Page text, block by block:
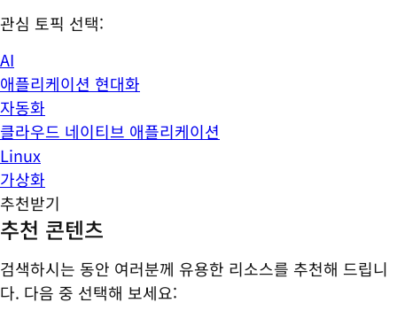
관심 토픽 선택:
AI
애플리케이션 현대화
자동화
클라우드 네이티브 애플리케이션
Linux
가상화
추천받기
추천 콘텐츠
검색하시는 동안 여러분께 유용한 리소스를 추천해 드립니
다. 다음 중 선택해 보세요: